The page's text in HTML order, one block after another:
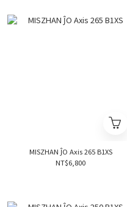
MISZHAN ĴO Axis 265 B1XS
NT$6,800